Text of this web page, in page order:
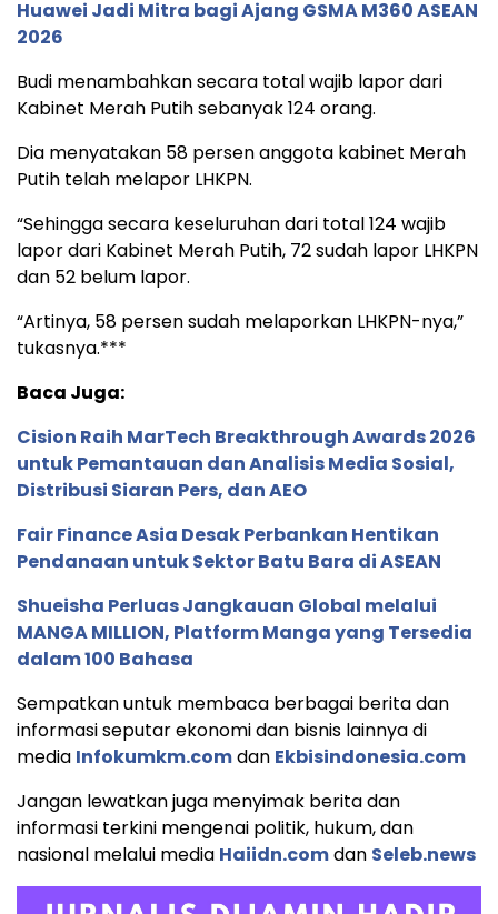
Huawei Jadi Mitra bagi Ajang GSMA M360 ASEAN
2026
Budi menambahkan secara total wajib lapor dari
Kabinet Merah Putih sebanyak 124 orang.
Dia menyatakan 58 persen anggota kabinet Merah
Putih telah melapor LHKPN.
“Sehingga secara keseluruhan dari total 124 wajib
lapor dari Kabinet Merah Putih, 72 sudah lapor LHKPN
dan 52 belum lapor.
“Artinya, 58 persen sudah melaporkan LHKPN-nya,”
tukasnya.***
Baca Juga:
Cision Raih MarTech Breakthrough Awards 2026
untuk Pemantauan dan Analisis Media Sosial,
Distribusi Siaran Pers, dan AEO
Fair Finance Asia Desak Perbankan Hentikan
Pendanaan untuk Sektor Batu Bara di ASEAN
Shueisha Perluas Jangkauan Global melalui
MANGA MILLION, Platform Manga yang Tersedia
dalam 100 Bahasa
Sempatkan untuk membaca berbagai berita dan
informasi seputar ekonomi dan bisnis lainnya di
media Infokumkm.comdan Ekbisindonesia.com
Jangan lewatkan juga menyimak berita dan
informasi terkini mengenai politik, hukum, dan
nasional melalui media Haiidn.comdan Seleb.news